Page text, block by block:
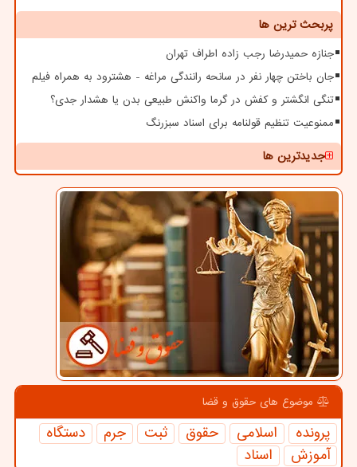
پربحث ترین ها
جنازه حمیدرضا رجب زاده اطراف تهران
جان باختن چهار نفر در سانحه رانندگی مراغه - هشترود به همراه فیلم
تنگی انگشتر و کفش در گرما واکنش طبیعی بدن یا هشدار جدی؟
ممنوعیت تنظیم قولنامه برای اسناد سبزرنگ
جدیدترین ها
موضوع های حقوق و قضا
پرونده اسلامی حقوق ثبت جرم
دستگاه
آموزش
اسناد